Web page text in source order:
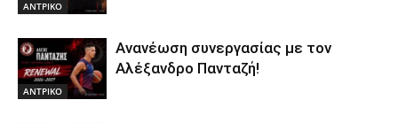
ΑΝTΡΙΚΟ
ΑΝTΡΙΚΟ
Ανανέωση συνεργασίας με τον
Αλέξανδρο Πανταζή!